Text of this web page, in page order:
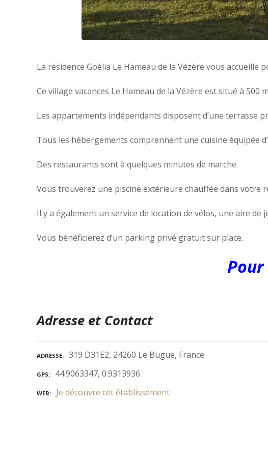
La résidence Goélia Le Hameau de la Vézère vous
Ce village vacances Le Hameau de la Vézère est situé à
Les appartements indépendants disposent d’une terrasse
Tous les hébergements comprennent une cuisine équipée
Des restaurants sont à quelques minutes de marche.
Vous trouverez une piscine extérieure chauffée dans votre
Il y a également un service de location de vélos, une aire
Vous bénéficierez d’un parking privé gratuit sur place.
Adresse et Contact
ADRESSE 319 D31E2, 24260 Le Bugue, France
GPS 44.9063347, 0.9313936
WEB Je découvre cet établissement